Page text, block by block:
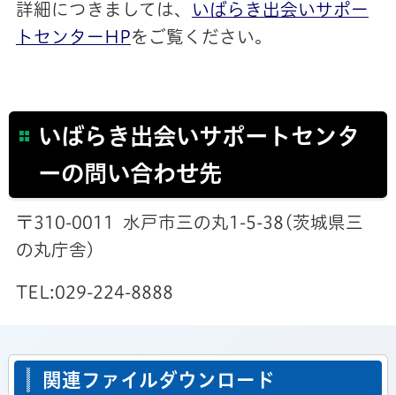
詳細につきましては、
いばらき出会いサポー
トセンターHPをご覧ください。
いばらき出会いサポートセンタ
ーの問い合わせ先
〒310-0011 水戸市三の丸1-5-38(茨城県三
の丸庁舎)
TEL:029-224-8888
関連ファイルダウンロード